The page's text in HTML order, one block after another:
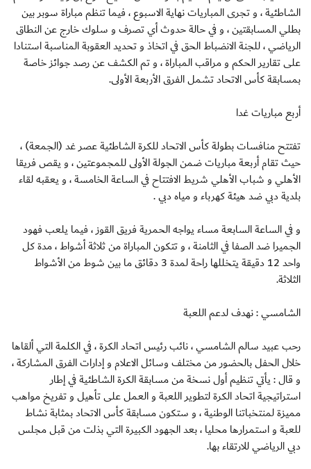
الشاطئية ، و تجرى المباريات نهاية الاسبوع ، فيما تنظم مباراة سوبر بين
بطلي المسابقتين ، و في حالة حدوث أي تصرف و سلوك خارج عن النطاق
الرياضي ، للجنة الانضباط الحق في اتخاذ و تحديد العقوبة المناسبة استنادا
على تقارير الحكم و مراقب المباراة ، و تم الكشف عن رصد جوائز خاصة
بمسابقة كأس الاتحاد تشمل الفرق الأربعة الأولى.
أربع مباريات غدا
تفتتح منافسات بطولة كأس الاتحاد للكرة الشاطئية عصر غد (الجمعة) ،
حيث تقام أربعة مباريات ضمن الجولة الأولى للمجموعتين ، و يقص فريقا
الأهلي و شباب الأهلي شريط الافتتاح في الساعة الخامسة ، و يعقبه لقاء
بلدية دبي ضد هيئة كهرباء و مياه دبي .
و في الساعة السابعة مساء يواجه الحمرية فريق القوز ، فيما يلعب فهود
الجميرا ضد الصفا في الثامنة ، و تتكون المباراة من ثلاثة أشواط ، مدة كل
واحد 12 دقيقة يتخللها راحة لمدة 3 دقائق ما بين شوط من الأشواط
الثلاثة.
الشامسي : نهدف لدعم اللعبة
رحب عبيد سالم الشامسي ، نائب رئيس اتحاد الكرة ، في الكلمة التي ألقاها
خلال الحفل بالحضور من مختلف وسائل الاعلام و إدارات الفرق المشاركة ،
و قال : يأتي تنظيم أول نسخة من مسابقة الكرة الشاطئية في إطار
استراتيجية اتحاد الكرة لتطوير اللعبة و العمل على تأهيل و تفريخ مواهب
مميزة لمنتخباتنا الوطنية ، و ستكون مسابقة كأس الاتحاد بمثابة نشاط
للعبة و استمرارها محليا ، بعد الجهود الكبيرة التي بذلت من قبل مجلس
دبي الرياضي للارتقاء بها.